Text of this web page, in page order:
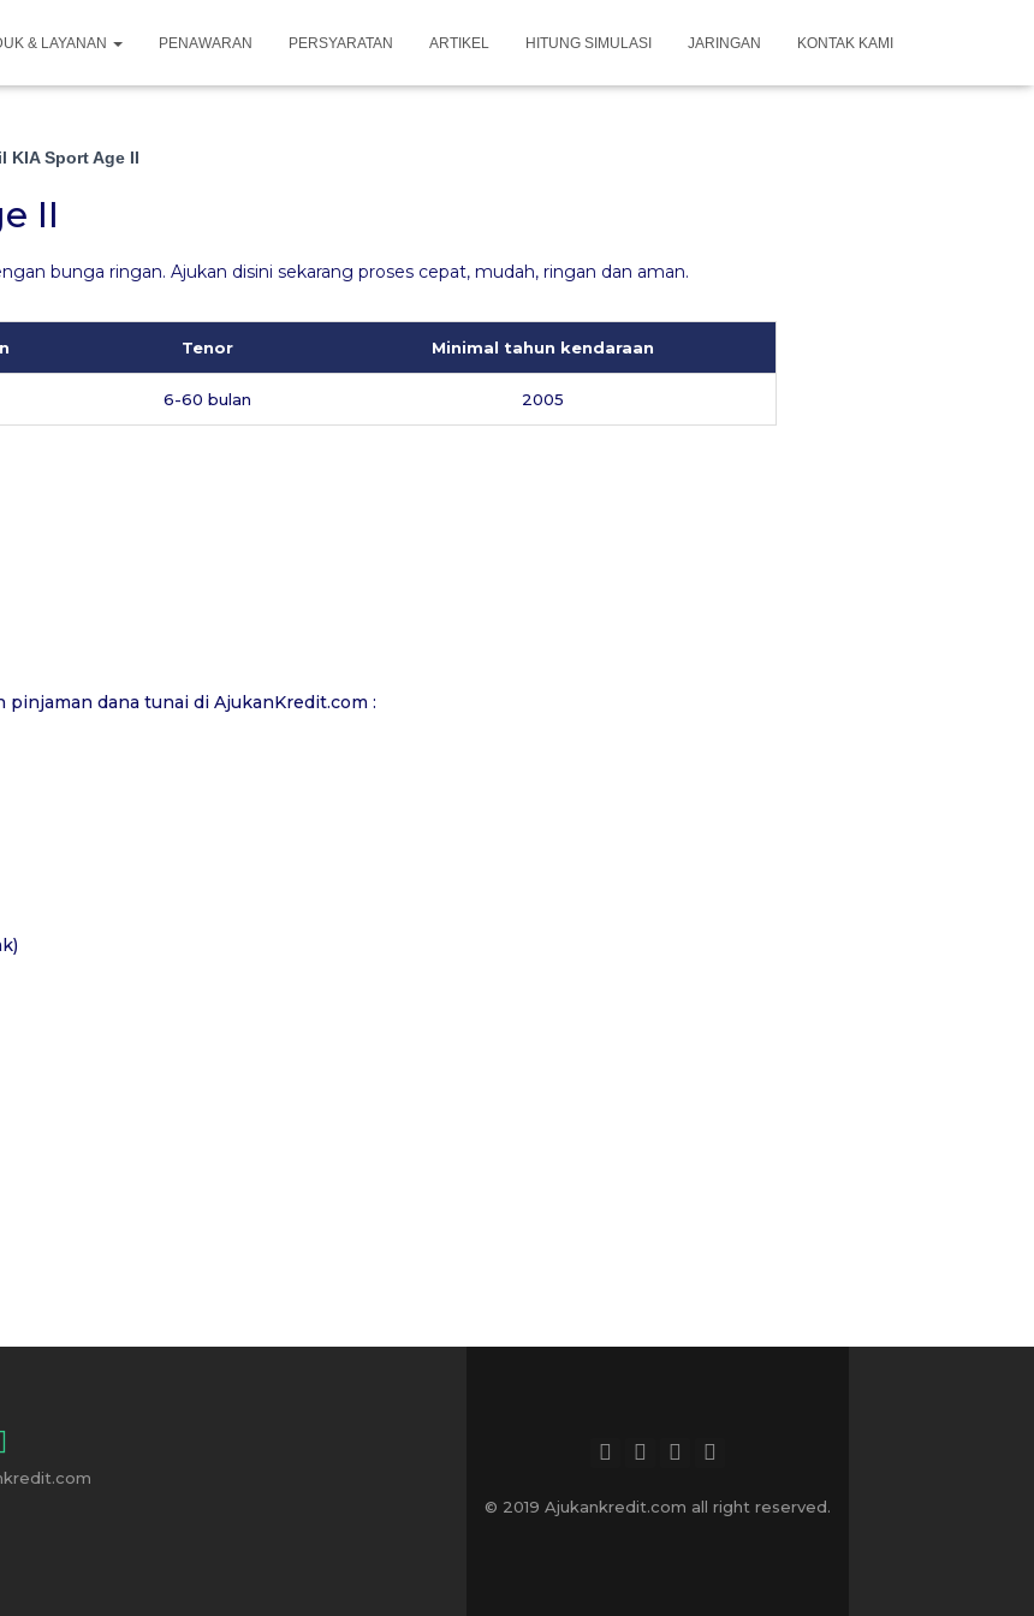
& LAYANAN PENAWARAN PERSYARATAN ARTIKEL HITUNG SIMULASI JARINGAN KONTAK KAMI
KIA Sport Age II
II
bunga ringan. Ajukan disini sekarang proses cepat, mudah, ringan dan aman.
Tenor Minimal tahun kendaraan
6-60 bulan 2005
pinjaman dana tunai di AjukanKredit.com :
© 2019 Ajukankredit.com all right reserved.